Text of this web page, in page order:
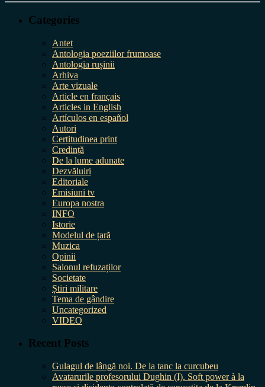
Categories
Antet
Antologia poeziilor frumoase
Antologia rușinii
Arhiva
Arte vizuale
Article en français
Articles in English
Artículos en español
Autori
Certitudinea print
Credință
De la lume adunate
Dezvăluiri
Editoriale
Emisiuni tv
Europa nostra
INFO
Istorie
Modelul de țară
Muzica
Opinii
Salonul refuzaților
Societate
Știri militare
Tema de gândire
Uncategorized
VIDEO
Recent Posts
Gulagul de lângă noi. De la tanc la curcubeu
Avatarurile profesorului Dughin (I). Soft power à la